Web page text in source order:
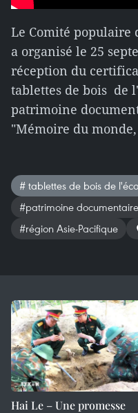
Le Comité populaire
a organisé le 25
réception du
tablettes de bois de
patrimoine
"Mémoire du
# tablettes de bois de
#patrimoine documentaire
#région Asie-Pacifique
Hai Le – Une promesse